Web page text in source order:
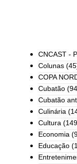
CNCAST -
Colunas
COPA
Cubatão
Cubatão
Culinária
Cultura
Economia
Educação